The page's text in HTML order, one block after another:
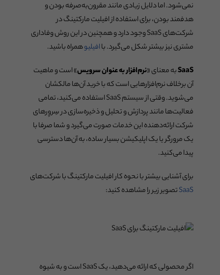
نمی‌شود. اما دلایل زیادی مانند مقرون‌به‌صرفه بودن و
هدفمند بودن، برای استفاده از افیلیت مارکتینگ در
شرکت‌های SaaS وجود دارد و همچنین در این روش وفاداری
مشتری نیز بیشتر شکل می‌گیرد. باافیلیوهمراه باشید.
SaaSبه معنای «نرم‌افزار به عنوان سرویس» است و ماهیت
آن برخلاف نرم‌افزارهایی است که با خرید آن‌ها مالکشان
می‌شوید. وقتی از سیستم SaaS استفاده می‌کنید، تمامی
فعالیت‌ها مانند پردازش و تحلیل و ذخیره‌سازی در سِروِر‌های
شرکت ارائه‌دهنده این خدمات صورت می‌گیرد و شما صرفا با
یک مرورگر یا یک اپلیکیشن بسیار ساده، به آن‌ها دسترسی
پیدا می‌کنید.
برای آشنایی بیشتر با نحوه کار افیلیت مارکتینگ با شرکت‌های
SaaSتصویر زیر را مشاهده کنید:
اگر محصولی که ارائه می‌دهید، یک SaaS است و به شیوه